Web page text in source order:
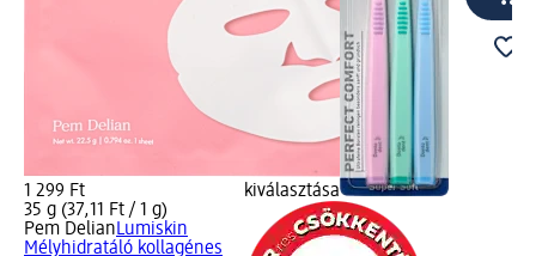
1 299 Ft
35 g (37,11 Ft / 1 g)
Pem DelianLumiskin
Mélyhidratáló kollagénes
kiválasztása